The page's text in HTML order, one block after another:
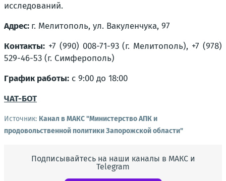
исследований.
Адрес: г. Мелитополь, ул. Вакуленчука, 97
Контакты: +7 (990) 008-71-93 (г. Мелитополь), +7 (978)
529-46-53 (г. Симферополь)
График работы: с 9:00 до 18:00
ЧАТ-БОТ
Источник: Канал в МАКС "Министерство АПК и
продовольственной политики Запорожской области"
Подписывайтесь на наши каналы в МАКС и
Telegram